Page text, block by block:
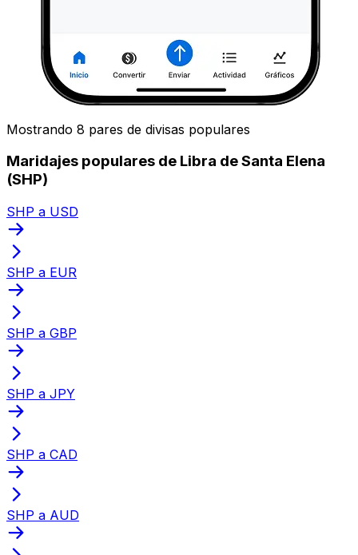
Mostrando 8 pares de divisas populares
Maridajes populares de Libra de Santa Elena
(SHP)
SHP a USD
SHP a EUR
SHP a GBP
SHP a JPY
SHP a CAD
SHP a AUD